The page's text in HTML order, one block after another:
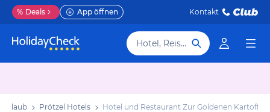
% Deals App öffnen Kontakt
Hotel, Reiseziel
Urlaub Prötzel Hotels Hotel und Restaurant Zur Goldenen Kartoffel